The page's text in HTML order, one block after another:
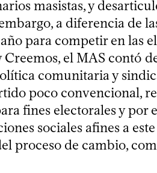
masistas, y
a diferencia de
para competir en las
Creemos, el MAS contó
comunitaria y
poco convencional,
fines electorales y por
sociales afines a
proceso de cambio,